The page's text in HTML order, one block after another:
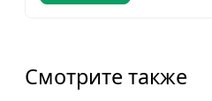
Смотрите также